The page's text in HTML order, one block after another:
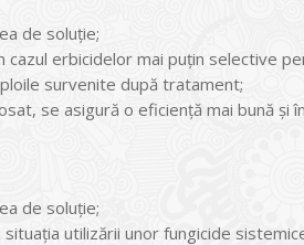
de soluţie;
erbicidelor mai puţin selective
survenite după tratament;
se asigură o eficienţă mai bună şi
de soluţie;
utilizării unor fungicide